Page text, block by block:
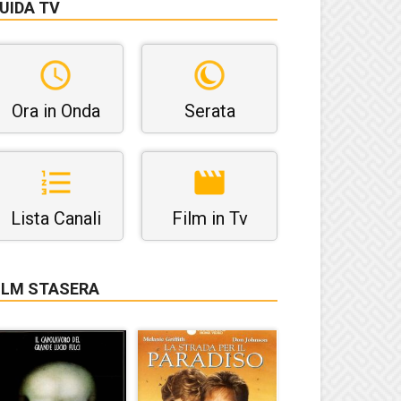
TV
Ora in Onda Serata
Lista Canali Film in Tv
STASERA